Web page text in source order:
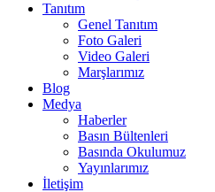
Tanıtım
Genel Tanıtım
Foto Galeri
Video Galeri
Marşlarımız
Blog
Medya
Haberler
Basın Bültenleri
Basında Okulumuz
Yayınlarımız
İletişim